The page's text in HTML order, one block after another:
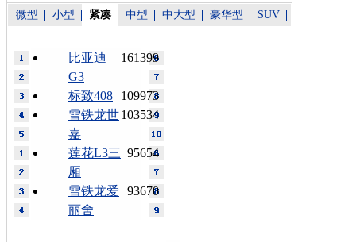
微型 小型 紧凑 中型 中大型 豪华型 SUV
161399
比亚迪
G3
109973
标致408
103534
雪铁龙世
嘉
95654
莲花L3三
厢
93670
雪铁龙爱
丽舍